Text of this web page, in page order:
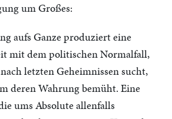
um Großes:
aufs Ganze produziert eine
mit dem politischen Normalfall,
letzten Geheimnissen sucht,
deren Wahrung bemüht. Eine
ums Absolute allenfalls